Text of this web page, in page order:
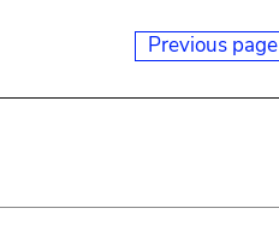
Previous page